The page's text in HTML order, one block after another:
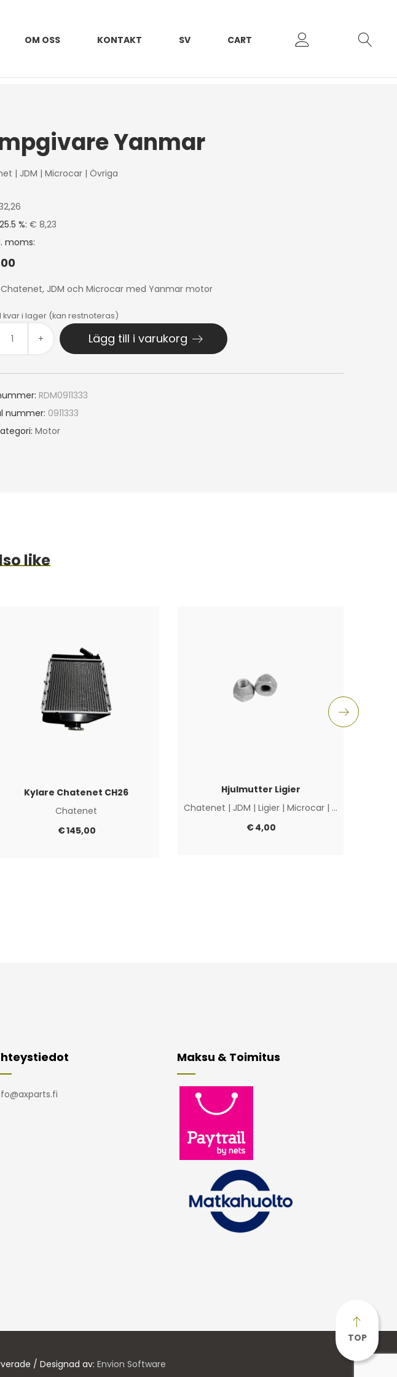
OM OSS KONTAKT SV CART
Yanmar
| JDM | Microcar| Övriga
%: € 8,23
moms:
Chatenet, JDM och Microcar med Yanmar motor
kvar i lager (kan restnoteras)
+ Lägg till i varukorg
RDM0911333
nummer: 0911333
Motor
like
Kylare Chatenet CH26
Chatenet
€145,00
Hjulmutter Ligier
Chatenet | JDM | Ligier | Microcar | Övriga
€4,00
Maksu & Toimitus
TOP
/ Designad av: Envion Software